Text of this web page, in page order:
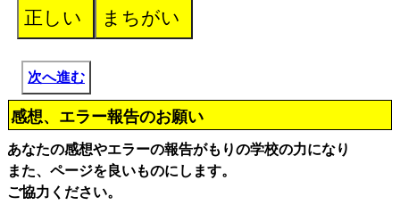
次へ進む
感想、エラー報告のお願い
あなたの感想やエラーの報告がもりの学校の力になり
また、ページを良いものにします。
ご協力ください。